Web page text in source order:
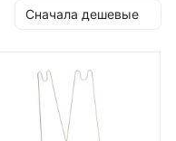
Сначала дешевые